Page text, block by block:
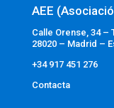
AEE
Calle Orense, 34 –
28020 – Madrid –
+34 917 451 276
Contacta